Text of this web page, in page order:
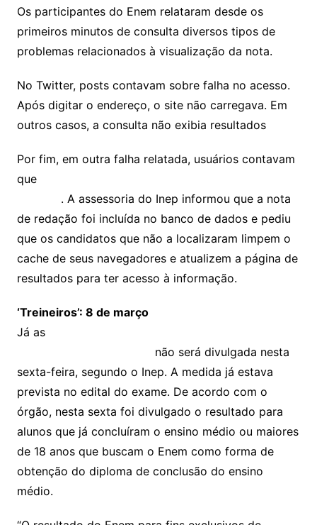
Os participantes do Enem relataram desde os
primeiros minutos de consulta diversos tipos de
problemas relacionados à visualização da nota.
No Twitter, posts contavam sobre falha no acesso.
Após digitar o endereço, o site não carregava. Em
outros casos, a consulta não exibia resultados
Por fim, em outra falha relatada, usuários contavam
que
. A assessoria do Inep informou que a nota
de redação foi incluída no banco de dados e pediu
que os candidatos que não a localizaram limpem o
cache de seus navegadores e atualizem a página de
resultados para ter acesso à informação.
‘Treineiros’: 8 de março
Já as
não será divulgada nesta
sexta-feira, segundo o Inep. A medida já estava
prevista no edital do exame. De acordo com o
órgão, nesta sexta foi divulgado o resultado para
alunos que já concluíram o ensino médio ou maiores
de 18 anos que buscam o Enem como forma de
obtenção do diploma de conclusão do ensino
médio.